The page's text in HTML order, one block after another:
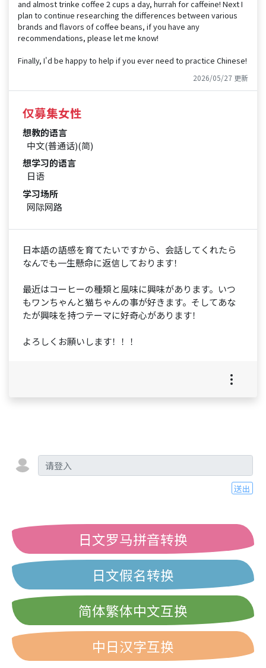
and almost trinke coffee 2 cups a day, hurrah for caffeine! Next I
plan to continue researching the differences between various
brands and flavors of coffee beans, if you have any
recommendations, please let me know!
Finally, I'd be happy to help if you ever need to practice Chinese!
2026/05/27 更新
仅募集女性
想教的语言
中文(普通话)(简)
想学习的语言
日语
学习场所
网际网路
日本語の語感を育てたいですから、会話してくれたら
なんでも一生懸命に返信しております！
最近はコーヒーの種類と風味に興味があります。いつ
もワンちゃんと猫ちゃんの事が好きます。そしてあな
たが興味を持つテーマに好奇心があります！
よろしくお願いします！！！
送出
日文罗马拼音转换
日文假名转换
简体繁体中文互换
中日汉字互换